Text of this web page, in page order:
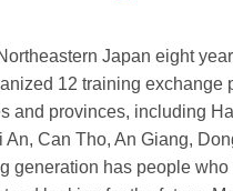
Japan eight
12 training
and provinces, including
An, Can Tho, An Giang,
generation has people